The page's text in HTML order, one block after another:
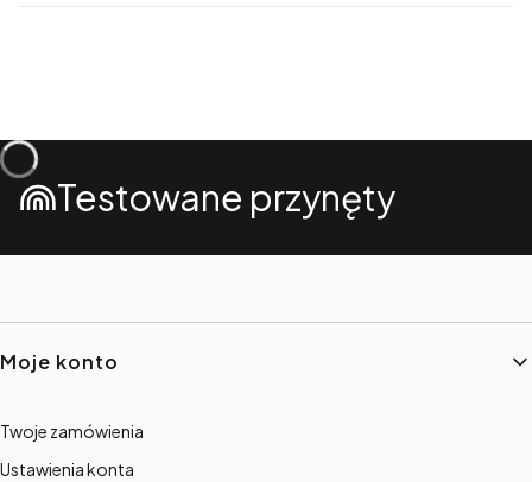
Testowane przynęty
Linki w stopce
Moje konto
Twoje zamówienia
Ustawienia konta